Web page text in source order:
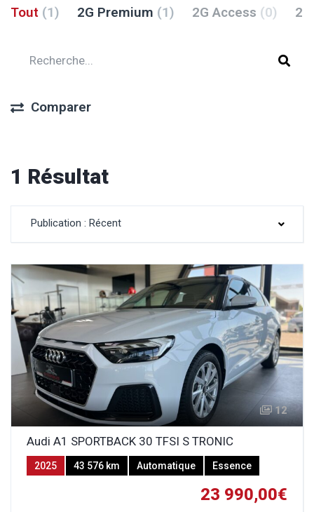
Tout (1) 2G Premium (1) 2G Access (0)
Comparer
1 Résultat
Publication : Récent
12
Audi A1 SPORTBACK 30 TFSI S TRONIC
23 990,00€
2025 43 576 km Automatique Essence